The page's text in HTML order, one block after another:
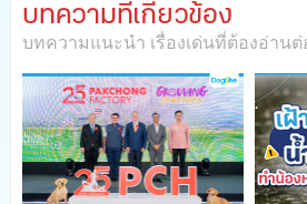
“เทคนิคการเลี้ยงการดูแล”วันนี้ ปังป
ๆ มาดูกันว่า น้องหมาปั๊กที่ขึ้นชื่อว่ามี
มีสาเหตุมาจากอะไร และมีอวัยวะจุด
เกิดกลิ่นเหม็น รวมถึงวิธีการดูแลเพื่อ
พึงประสงค์อย่างถูกต้องกันค่ะ
บทความที่เกี่ยวข้อง
บทความแนะนำ เรื่องเด่นที่ต้องอ่านต่